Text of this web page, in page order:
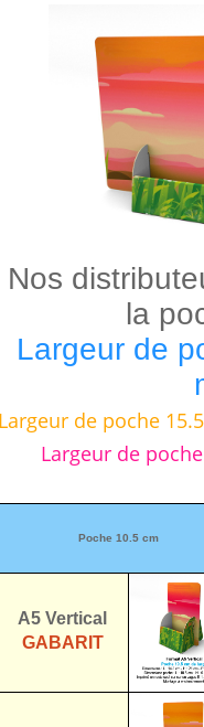
Nos
la
Largeur de
Largeur de poche
Largeur de
Poche 10.5 cm
A5 Vertical
GABARIT